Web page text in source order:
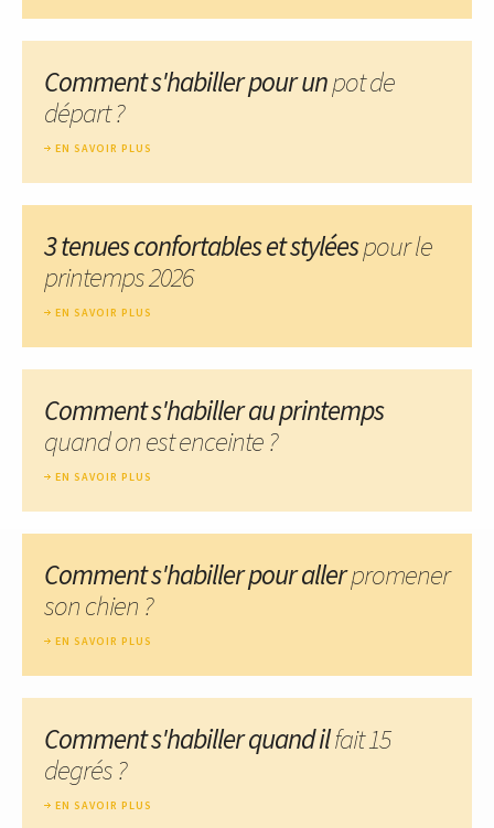
Comment s'habiller pour unpot de
départ ?
EN SAVOIR PLUS
3 tenues confortables et styléespour le
printemps 2026
EN SAVOIR PLUS
Comment s'habiller au printemps
quand on est enceinte ?
EN SAVOIR PLUS
Comment s'habiller pour allerpromener
son chien ?
EN SAVOIR PLUS
Comment s'habiller quand ilfait 15
degrés ?
EN SAVOIR PLUS